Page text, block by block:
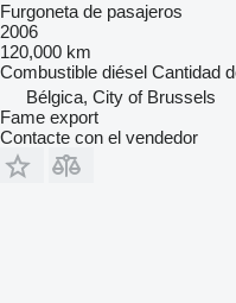
Furgoneta de pasajeros
2006
120,000 km
Combustible diésel Cantidad
Bélgica, City of Brussels
Fame export
Contacte con el vendedor